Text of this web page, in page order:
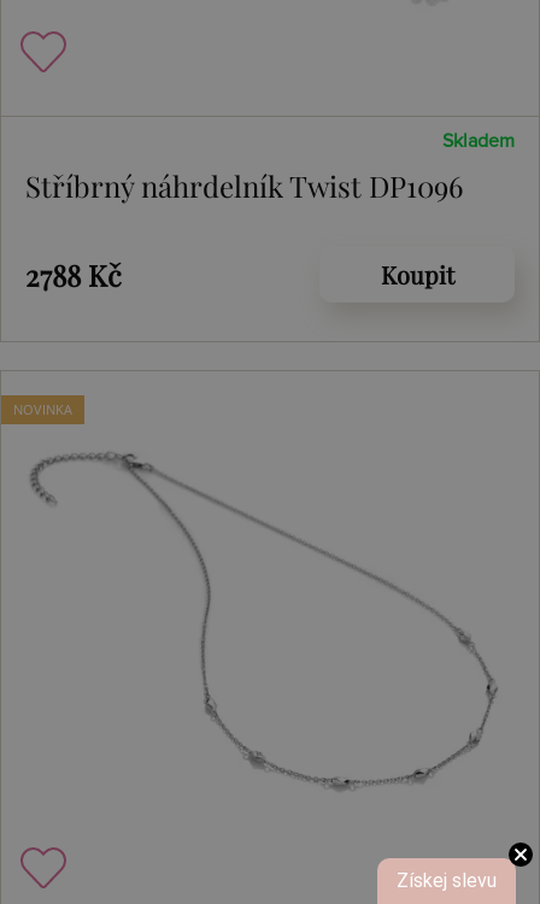
Skladem
Stříbrný náhrdelník Twist DP1096
2788 Kč Koupit
NOVINKA
Získej slevu